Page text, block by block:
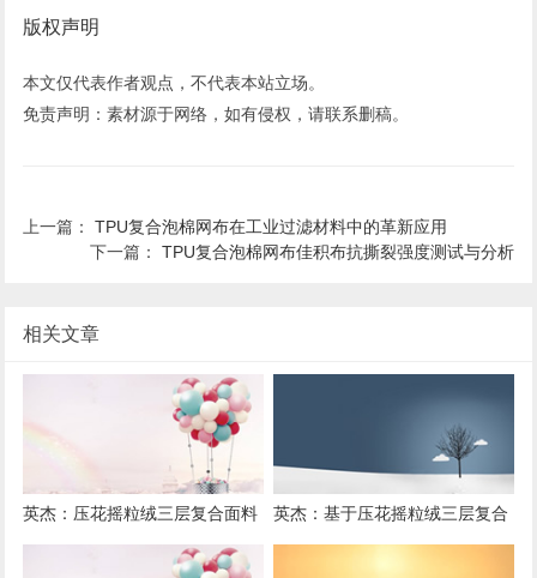
版权声明
本文仅代表作者观点，不代表本站立场。
免责声明：素材源于网络，如有侵权，请联系删稿。
上一篇：TPU复合泡棉网布在工业过滤材料中的革新应用
下一篇： TPU复合泡棉网布佳积布抗撕裂强度测试与分析
相关文章
英杰：压花摇粒绒三层复合面料
在冬季户外服装中的保暖性能优
英杰：基于压花摇粒绒三层复合